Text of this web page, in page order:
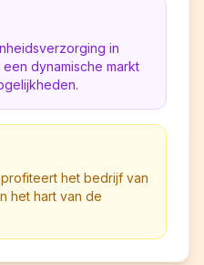
in
dynamische markt
het bedrijf van
het hart van de